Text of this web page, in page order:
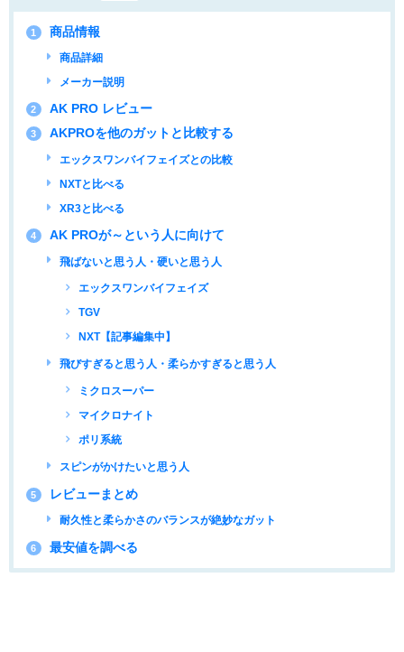
1 商品情報
商品詳細
メーカー説明
2 AK PRO レビュー
3 AKPROを他のガットと比較する
エックスワンバイフェイズとの比較
NXTと比べる
XR3と比べる
4 AK PROが～という人に向けて
飛ばないと思う人・硬いと思う人
エックスワンバイフェイズ
TGV
NXT【記事編集中】
飛びすぎると思う人・柔らかすぎると思う人
ミクロスーパー
マイクロナイト
ポリ系統
スピンがかけたいと思う人
5 レビューまとめ
耐久性と柔らかさのバランスが絶妙なガット
6 最安値を調べる